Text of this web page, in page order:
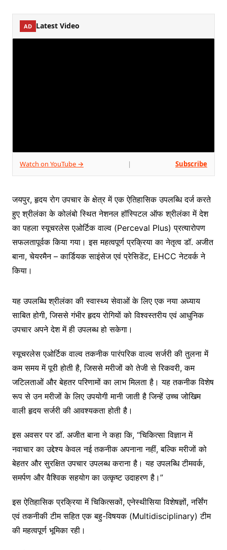
AD Latest Video
Watch on YouTube → | Subscribe
जयपुर, हृदय रोग उपचार के क्षेत्र में एक ऐतिहासिक उपलब्धि दर्ज करते
हुए श्रीलंका के कोलंबो स्थित नेशनल हॉस्पिटल ऑफ श्रीलंका में देश
का पहला स्यूचरलेस एओर्टिक वाल्व (Perceval Plus) प्रत्यारोपण
सफलतापूर्वक किया गया। इस महत्वपूर्ण प्रक्रिया का नेतृत्व डॉ. अजीत
बाना, चेयरमैन – कार्डियक साइंसेज एवं प्रेसिडेंट, EHCC नेटवर्क ने
किया।
यह उपलब्धि श्रीलंका की स्वास्थ्य सेवाओं के लिए एक नया अध्याय
साबित होगी, जिससे गंभीर हृदय रोगियों को विश्वस्तरीय एवं आधुनिक
उपचार अपने देश में ही उपलब्ध हो सकेगा।
स्यूचरलेस एओर्टिक वाल्व तकनीक पारंपरिक वाल्व सर्जरी की तुलना में
कम समय में पूरी होती है, जिससे मरीजों को तेजी से रिकवरी, कम
जटिलताओं और बेहतर परिणामों का लाभ मिलता है। यह तकनीक विशेष
रूप से उन मरीजों के लिए उपयोगी मानी जाती है जिन्हें उच्च जोखिम
वाली हृदय सर्जरी की आवश्यकता होती है।
इस अवसर पर डॉ. अजीत बाना ने कहा कि, “चिकित्सा विज्ञान में
नवाचार का उद्देश्य केवल नई तकनीक अपनाना नहीं, बल्कि मरीजों को
बेहतर और सुरक्षित उपचार उपलब्ध कराना है। यह उपलब्धि टीमवर्क,
समर्पण और वैश्विक सहयोग का उत्कृष्ट उदाहरण है।”
इस ऐतिहासिक प्रक्रिया में चिकित्सकों, एनेस्थीसिया विशेषज्ञों, नर्सिंग
एवं तकनीकी टीम सहित एक बहु-विषयक (Multidisciplinary) टीम
की महत्वपूर्ण भूमिका रही।